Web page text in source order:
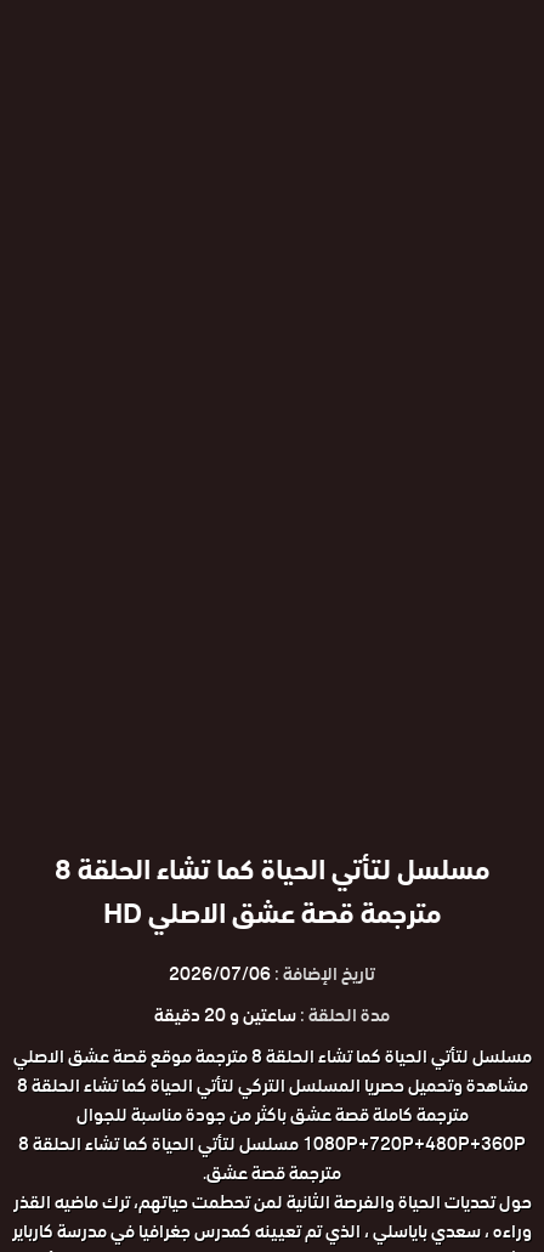
مسلسل لتأتي الحياة كما تشاء الحلقة 8
مترجمة قصة عشق الاصلي HD
تاريخ الإضافة :2026/07/06
مدة الحلقة :ساعتين و 20 دقيقة
مسلسل لتأتي الحياة كما تشاء الحلقة 8 مترجمة موقع قصة عشق الاصلي
مشاهدة وتحميل حصريا المسلسل التركي لتأتي الحياة كما تشاء الحلقة 8
مترجمة كاملة قصة عشق باكثر من جودة مناسبة للجوال
1080P+720P+480P+360P مسلسل لتأتي الحياة كما تشاء الحلقة 8
مترجمة قصة عشق.
حول تحديات الحياة والفرصة الثانية لمن تحطمت حياتهم، ترك ماضيه القذر
وراءه ، سعدي باياسلي ، الذي تم تعيينه كمدرس جغرافيا في مدرسة كارباير